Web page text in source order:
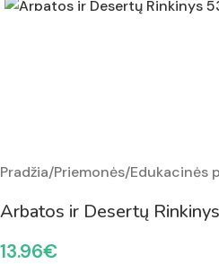
Pradžia/Priemonės/Edukacinės
Arbatos ir Desertų
13.96€